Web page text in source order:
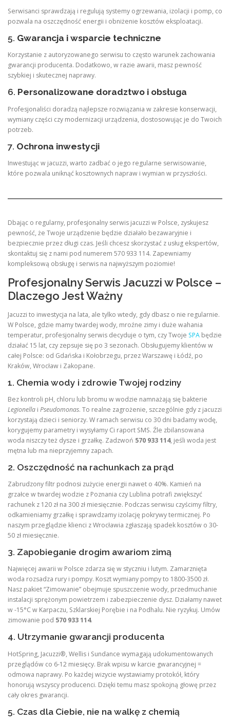
Serwisanci sprawdzają i regulują systemy ogrzewania, izolacji i pomp, co
pozwala na oszczędność energii i obniżenie kosztów eksploatacji.
5. Gwarancja i wsparcie techniczne
Korzystanie z autoryzowanego serwisu to często warunek zachowania
gwarancji producenta. Dodatkowo, w razie awarii, masz pewność
szybkiej i skutecznej naprawy.
6. Personalizowane doradztwo i obsługa
Profesjonaliści doradzą najlepsze rozwiązania w zakresie konserwacji,
wymiany części czy modernizacji urządzenia, dostosowując je do Twoich
potrzeb.
7. Ochrona inwestycji
Inwestując w jacuzzi, warto zadbać o jego regularne serwisowanie,
które pozwala uniknąć kosztownych napraw i wymian w przyszłości.
Dbając o regularny, profesjonalny serwis jacuzzi w Polsce, zyskujesz
pewność, że Twoje urządzenie będzie działało bezawaryjnie i
bezpiecznie przez długi czas. Jeśli chcesz skorzystać z usług ekspertów,
skontaktuj się z nami pod numerem 570 933 114. Zapewniamy
kompleksową obsługę i serwis na najwyższym poziomie!
Profesjonalny Serwis Jacuzzi w Polsce –
Dlaczego Jest Ważny
Jacuzzi to inwestycja na lata, ale tylko wtedy, gdy dbasz o nie regularnie.
W Polsce, gdzie mamy twardej wody, mroźne zimy i duże wahania
temperatur, profesjonalny serwis decyduje o tym, czy Twoje SPA będzie
działać 15 lat, czy zepsuje się po 3 sezonach. Obsługujemy klientów w
całej Polsce: od Gdańska i Kołobrzegu, przez Warszawę i Łódź, po
Kraków, Wrocław i Zakopane.
1. Chemia wody i zdrowie Twojej rodziny
Bez kontroli pH, chloru lub bromu w wodzie namnażają się bakterie
Legionella i Pseudomonas. To realne zagrożenie, szczególnie gdy z jacuzzi
korzystają dzieci i seniorzy. W ramach serwisu co 30 dni badamy wodę,
korygujemy parametry i wysyłamy Ci raport SMS. Źle zbilansowana
woda niszczy też dysze i grzałkę. Zadzwoń 570 933 114, jeśli woda jest
mętna lub ma nieprzyjemny zapach.
2. Oszczędność na rachunkach za prąd
Zabrudzony filtr podnosi zużycie energii nawet o 40%. Kamień na
grzałce w twardej wodzie z Poznania czy Lublina potrafi zwiększyć
rachunek z 120 zł na 300 zł miesięcznie. Podczas serwisu czyścimy filtry,
odkamieniamy grzałkę i sprawdzamy izolację pokrywy termicznej. Po
naszym przeglądzie klienci z Wrocławia zgłaszają spadek kosztów o 30-
50 zł miesięcznie.
3. Zapobieganie drogim awariom zimą
Najwięcej awarii w Polsce zdarza się w styczniu i lutym. Zamarznięta
woda rozsadza rury i pompy. Koszt wymiany pompy to 1800-3500 zł.
Nasz pakiet “Zimowanie” obejmuje spuszczenie wody, przedmuchanie
instalacji sprężonym powietrzem i zabezpieczenie dysz. Działamy nawet
w -15°C w Karpaczu, Szklarskiej Porębie i na Podhalu. Nie ryzykuj. Umów
zimowanie pod 570 933 114.
4. Utrzymanie gwarancji producenta
HotSpring, Jacuzzi®, Wellis i Sundance wymagają udokumentowanych
przeglądów co 6-12 miesięcy. Brak wpisu w karcie gwarancyjnej =
odmowa naprawy. Po każdej wizycie wystawiamy protokół, który
honorują wszyscy producenci. Dzięki temu masz spokojną głowę przez
cały okres gwarancji.
5. Czas dla Ciebie, nie na walkę z chemią